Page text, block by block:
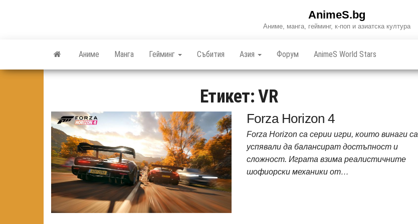
AnimeS.bg
Аниме, манга, гейминг, к-поп и азиатска култура
Аниме Манга Гейминг Събития Азия Форум AnimeS World Stars
Етикет:VR
Forza Horizon 4
Forza Horizon са серии игри, които винаги са
успявали да балансират дoстъпност и
сложност. Играта взима реалистичните
шофиорски механики от…